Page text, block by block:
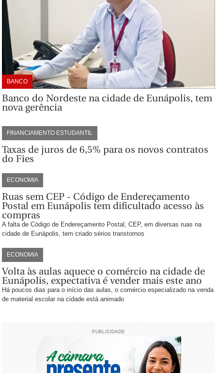
BANCO
Banco do Nordeste na cidade de Eunápolis, tem
nova gerência
FINANCIAMENTO ESTUDANTIL
Taxas de juros de 6,5% para os novos contratos
do Fies
ECONOMIA
Ruas sem CEP - Código de Endereçamento
Postal em Eunápolis tem dificultado acesso às
compras
A falta de Código de Endereçamento Postal, CEP, em diversas ruas na
cidade de Eunápolis, tem criado sérios transtornos
ECONOMIA
Volta às aulas aquece o comércio na cidade de
Eunápolis, expectativa é vender mais este ano
Há poucos dias para o início das aulas, o comércio especializado na venda
de material escolar na cidade está animado
PUBLICIDADE